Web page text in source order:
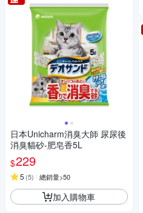
日本Unicharm消臭大師 尿尿後
消臭貓砂-肥皂香5L
$229
5 (5) 總銷量>50
加入購物車